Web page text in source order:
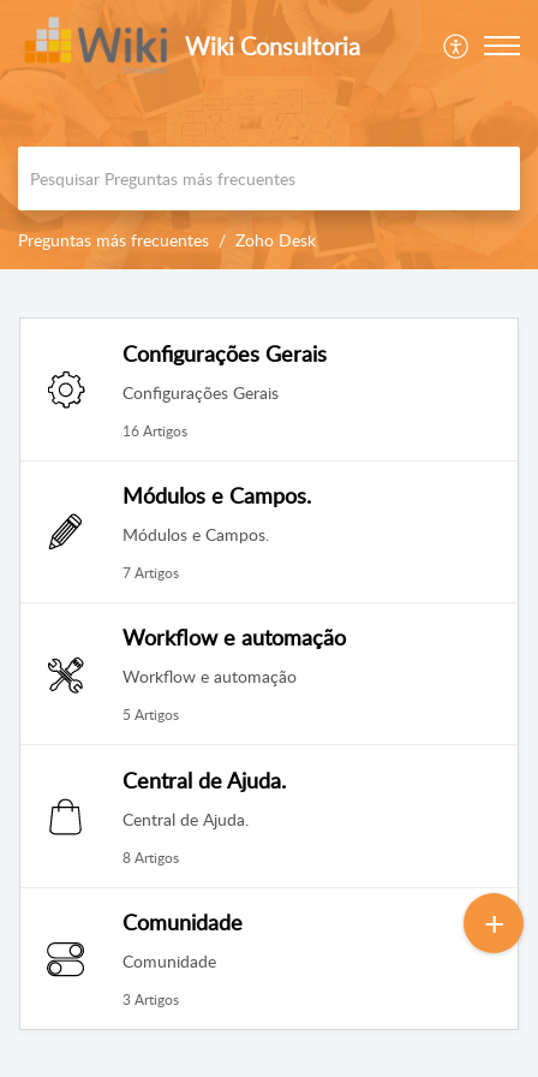
Wiki Consultoria
Preguntas más frecuentes Zoho Desk
Configurações Gerais
Configurações Gerais
16 Artigos
Módulos e Campos.
Módulos e Campos.
7 Artigos
Workflow e automação
Workflow e automação
5 Artigos
Central de Ajuda.
Central de Ajuda.
8 Artigos
Comunidade
Comunidade
3 Artigos